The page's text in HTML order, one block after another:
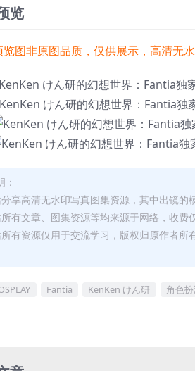
览
览图非原图品质，仅供展示，高清无
：
享高清无水印写真图集资源，其中出镜的
有文章、图集资源等均来源于网络，收费
有资源仅用于交流学习，版权归原作者
Fantia KenKen けん研 角色